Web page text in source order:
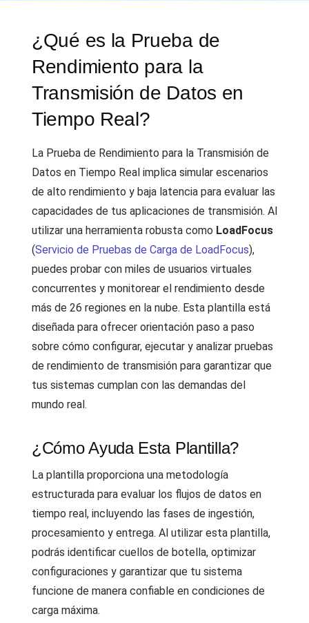
¿Qué es la Prueba de
Rendimiento para la
Transmisión de Datos en
Tiempo Real?
La Prueba de Rendimiento para la Transmisión de
Datos en Tiempo Real implica simular escenarios
de alto rendimiento y baja latencia para evaluar las
capacidades de tus aplicaciones de transmisión. Al
utilizar una herramienta robusta como LoadFocus
(Servicio de Pruebas de Carga de LoadFocus),
puedes probar con miles de usuarios virtuales
concurrentes y monitorear el rendimiento desde
más de 26 regiones en la nube. Esta plantilla está
diseñada para ofrecer orientación paso a paso
sobre cómo configurar, ejecutar y analizar pruebas
de rendimiento de transmisión para garantizar que
tus sistemas cumplan con las demandas del
mundo real.
¿Cómo Ayuda Esta Plantilla?
La plantilla proporciona una metodología
estructurada para evaluar los flujos de datos en
tiempo real, incluyendo las fases de ingestión,
procesamiento y entrega. Al utilizar esta plantilla,
podrás identificar cuellos de botella, optimizar
configuraciones y garantizar que tu sistema
funcione de manera confiable en condiciones de
carga máxima.